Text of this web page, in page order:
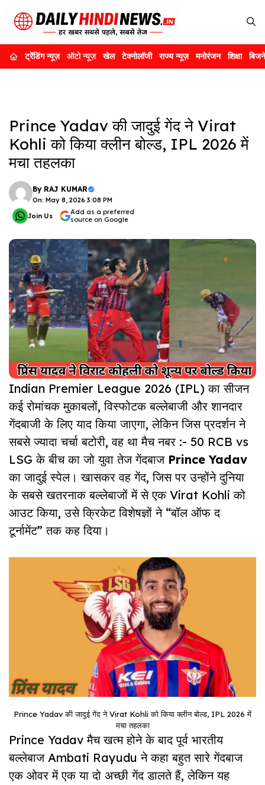
ट्रेंडिंग न्यूज़ ऑटो न्यूज़ खेल टेक्नोलॉजी राज्य न्यूज़ मनोरंजन शिक्षा
Prince Yadav की जादुई गेंद ने Virat
Kohli को किया क्लीन बोल्ड, IPL 2026 में
मचा तहलका
By RAJ KUMAR
On: May 8, 2026 3:08 PM
Join Us
Add as a preferred
source on Google
Indian Premier League 2026 (IPL) का सीजन
कई रोमांचक मुकाबलों, विस्फोटक बल्लेबाजी और शानदार
गेंदबाजी के लिए याद किया जाएगा, लेकिन जिस प्रदर्शन ने
सबसे ज्यादा चर्चा बटोरी, वह था मैच नबर :- 50 RCB vs
LSG के बीच का जो युवा तेज गेंदबाज Prince Yadav
का जादुई स्पेल। खासकर वह गेंद, जिस पर उन्होंने दुनिया
के सबसे खतरनाक बल्लेबाजों में से एक Virat Kohli को
आउट किया, उसे क्रिकेट विशेषज्ञों ने “बॉल ऑफ द
टूर्नामेंट” तक कह दिया।
Prince Yadav की जादुई गेंद ने Virat Kohli को किया क्लीन बोल्ड, IPL 2026 में
मचा तहलका
Prince Yadav मैच खत्म होने के बाद पूर्व भारतीय
बल्लेबाज Ambati Rayudu ने कहा बहुत सारे गेंदबाज
एक ओवर में एक या दो अच्छी गेंद डालते हैं, लेकिन यह